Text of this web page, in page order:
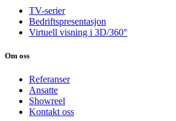
TV-serier
Bedriftspresentasjon
Virtuell visning i 3D/360°
Om oss
Referanser
Ansatte
Showreel
Kontakt oss